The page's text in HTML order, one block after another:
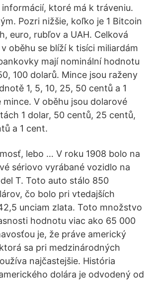
ktoré má k tráveniu.
Pozri nižšie, koľko je 1 Bitcoin
euro, rubľov a UAH. Celková
oběhu se blíží k tisíci miliardám
mají nominální hodnotu
100 dolarů. Mince jsou raženy
1, 5, 10, 25, 50 centů a 1
mince. V oběhu jsou dolarové
1 dolar, 50 centů, 25 centů,
a 1 cent.
lebo … V roku 1908 bolo na
sériovo vyrábané vozidlo na
T. Toto auto stálo 850
čo bolo pri vtedajších
unciam zlata. Toto množstvo
hodnotu viac ako 65 000
je, že práve americký
sa pri medzinárodných
najčastejšie. História
dolára je odvodený od